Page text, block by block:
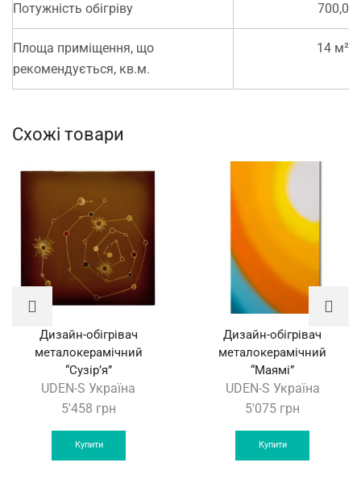
Потужність обігріву 700,0
Площа приміщення, що
рекомендується, кв.м.
14 м²
Схожі товари
Дизайн-обігрівач
металокерамічний
“Сузір’я”
UDEN-S Україна
5'458 грн
Купити
Дизайн-обігрівач
металокерамічний
“Маямі”
UDEN-S Україна
5'075 грн
Купити